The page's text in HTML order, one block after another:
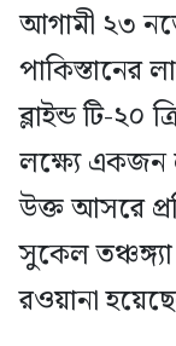
আগামী ২৩
পাকিস্তানের
ব্লাইন্ড টি-২০
লক্ষ্যে একজন
উক্ত আসরে
সুকেল
রওয়ানা